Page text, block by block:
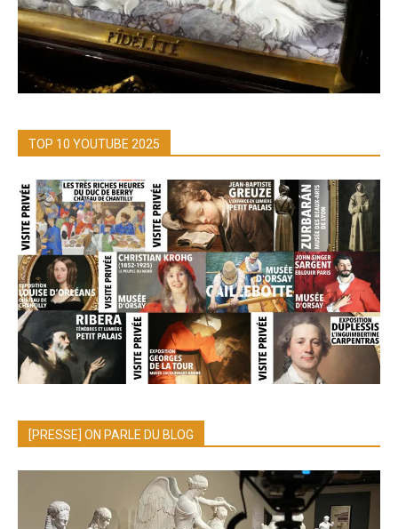
TOP 10 YOUTUBE 2025
[PRESSE] ON PARLE DU BLOG